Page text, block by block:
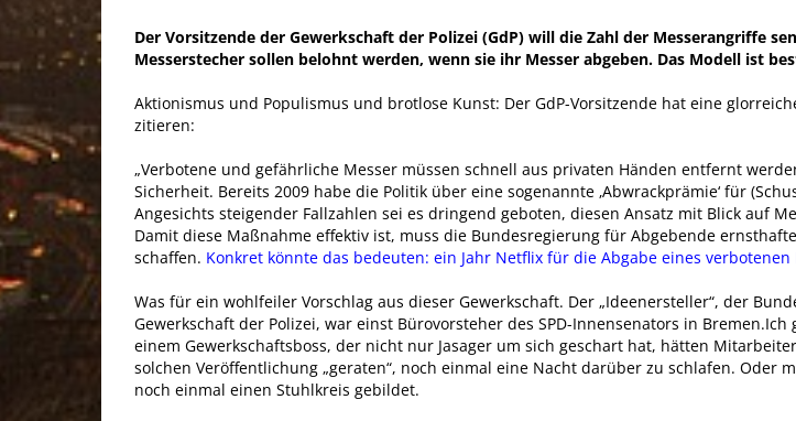
Der Vorsitzende der Gewerkschaft der Polizei (GdP) will die Zahl der Messerangriffe
Messerstecher sollen belohnt werden, wenn sie ihr Messer abgeben. Das Modell ist
Aktionismus und Populismus und brotlose Kunst: Der GdP-Vorsitzende hat eine
zitieren:
„Verbotene und gefährliche Messer müssen schnell aus privaten Händen entfernt
Sicherheit. Bereits 2009 habe die Politik über eine sogenannte ‚Abwrackprämie‘ für
Angesichts steigender Fallzahlen sei es dringend geboten, diesen Ansatz mit Blick auf
Damit diese Maßnahme effektiv ist, muss die Bundesregierung für Abgebende
schaffen. Konkret könnte das bedeuten: ein Jahr Netflix für die Abgabe eines verbotenen
Was für ein wohlfeiler Vorschlag aus dieser Gewerkschaft. Der „Ideenersteller“, der
Gewerkschaft der Polizei, war einst Bürovorsteher des SPD-Innensenators in Bremen.Ich
einem Gewerkschaftsboss, der nicht nur Jasager um sich geschart hat, hätten
solchen Veröffentlichung „geraten“, noch einmal eine Nacht darüber zu schlafen. Oder
noch einmal einen Stuhlkreis gebildet.